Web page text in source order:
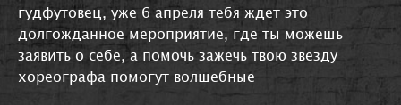
гудфутовец, уже 6 апреля тебя ждет это
долгожданное мероприятие, где ты можешь
заявить о себе, а помочь зажечь твою звезду
хореографа помогут волшебные